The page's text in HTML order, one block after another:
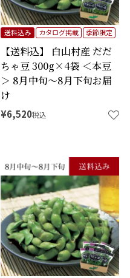
【送料込】 白山村産 だだ
ちゃ豆 300g×4袋 ＜本豆
＞ 8月中旬～8月下旬お届
け
送料込み カタログ掲載 季節限定
¥6,520税込